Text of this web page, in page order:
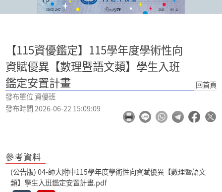
:::
【115資優鑑定】115學年度學術性向
資賦優異【數理暨語文類】學生入班
鑑定安置計畫
發布單位 資優班
發布時間 2026-06-22 15:09:09
回首頁
參考資料
(公告版) 04-師大附中115學年度學術性向資賦優異【數理暨語文
類】學生入班鑑定安置計畫.pdf